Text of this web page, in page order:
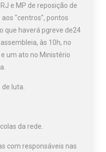
e MP de reposição de
"centros", pontos
que haverá pgreve de24
às 10h, no
um ato no Ministério
luta.
da rede.
com responsáveis nas